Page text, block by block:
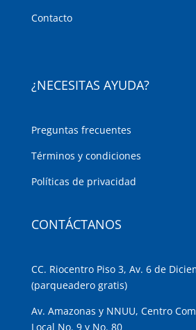
Contacto
¿NECESITAS AYUDA?
Preguntas frecuentes
Términos y condiciones
Políticas de privacidad
CONTÁCTANOS
CC. Riocentro Piso 3, Av. 6 de
(parqueadero gratis)
Av. Amazonas y NNUU, Centro
Local No. 9 y No. 80